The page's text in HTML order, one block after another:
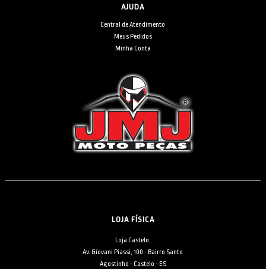
AJUDA
Central de Atendimento
Meus Pedidos
Minha Conta
LOJA FÍSICA
Loja Castelo:
Av. Giovani Piassi, 100 - Bairro Santo
Agostinho - Castelo - ES